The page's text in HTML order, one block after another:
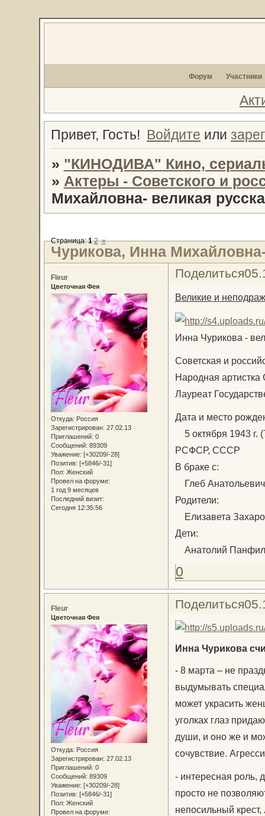
Форум Участники
Привет, Гость! Войдите или
» "КИНОДИВА" Кино,
» Актеры - Советского и
Михайловна- великая
Чурикова, Инна
Страница:1 2 »
Поделиться
Fleur
Цветочная Фея
Откуда: Россия
Зарегистрирован: 27.02.13
Приглашений: 0
Сообщений: 89309
Уважение: [+30209/-28]
Позитив: [+5846/-31]
Пол: Женский
Провел на форуме:
1 год 9 месяцев
Последний визит:
Сегодня 12:35:56
Великие и
Инна Чурикова -
Советская и
Народная
Лауреат
Дата и место
5 октября 1943 г.
РСФСР, СССР
В браке с:
Глеб
Родители:
Елизавета
Дети:
Анатолий
0
Поделиться
Fleur
Цветочная Фея
Откуда: Россия
Зарегистрирован: 27.02.13
Приглашений: 0
Сообщений: 89309
Уважение: [+30209/-28]
Позитив: [+5846/-31]
Пол: Женский
Провел на форуме:
Инна Чурикова
- 8 марта – не
выдумывать
может украсить
уголках глаз
души, и оно же и
сочувствие.
- интересная роль,
просто не
непосильный